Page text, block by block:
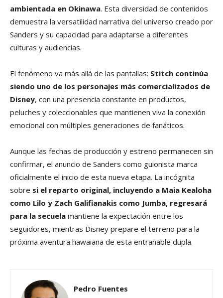
ambientada en Okinawa. Esta diversidad de contenidos
demuestra la versatilidad narrativa del universo creado por
Sanders y su capacidad para adaptarse a diferentes
culturas y audiencias.
El fenómeno va más allá de las pantallas: Stitch continúa
siendo uno de los personajes más comercializados de
Disney, con una presencia constante en productos,
peluches y coleccionables que mantienen viva la conexión
emocional con múltiples generaciones de fanáticos.
Aunque las fechas de producción y estreno permanecen sin
confirmar, el anuncio de Sanders como guionista marca
oficialmente el inicio de esta nueva etapa. La incógnita
sobre si el reparto original, incluyendo a Maia Kealoha
como Lilo y Zach Galifianakis como Jumba, regresará
para la secuela mantiene la expectación entre los
seguidores, mientras Disney prepare el terreno para la
próxima aventura hawaiana de esta entrañable dupla.
Pedro Fuentes